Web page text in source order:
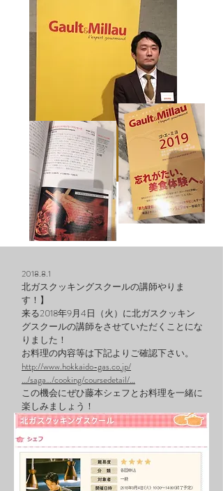
2018.8.1
北ガスクッキングスクールの講師やりま
す！】
来る2018年9月4日（火）に北ガスクッキン
グスクールの講師をさせていただくことにな
りました！
お料理の内容等は下記よりご確認下さい。
http://www.hokkaido-gas.co.jp/
…/saga…/cooking/coursedetail/…
この機会にぜひ藤本シェフとお料理を一緒に
楽しみましょう！